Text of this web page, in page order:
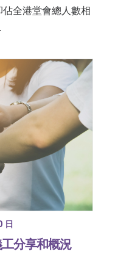
全港堂會總人數相
日
分享和概況